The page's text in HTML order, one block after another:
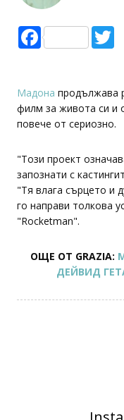
Facebook
Мадона продължава
филм за живота си и
повече от сериозно.
"Този проект
запознати с
"Тя влага сърцето и
го направи толкова
"Rocketman".
ОЩЕ ОТ GRAZIA:
ДЕЙВИД